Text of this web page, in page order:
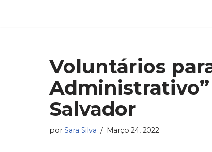
Voluntários
Administrativo”
Salvador
por Sara Silva Março 24, 2022